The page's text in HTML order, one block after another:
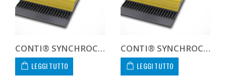
CONTI® SYNCHROCHAIN CARBON CTD 14M 1344 20 C
LEGGI TUTTO
CONTI® SYNCHROCHAIN CARBON CTD 14M 1344 37 C
LEGGI TUTTO